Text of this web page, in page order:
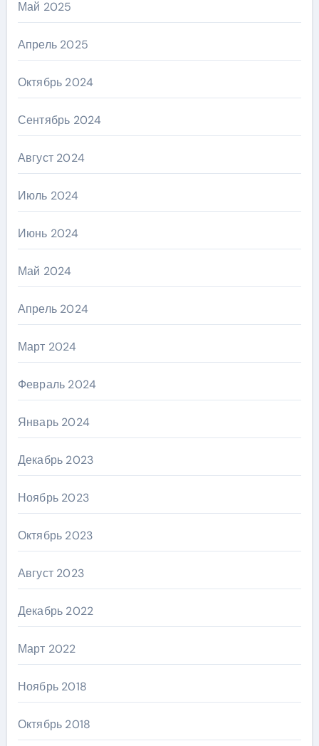
Май 2025
Апрель 2025
Октябрь 2024
Сентябрь 2024
Август 2024
Июль 2024
Июнь 2024
Май 2024
Апрель 2024
Март 2024
Февраль 2024
Январь 2024
Декабрь 2023
Ноябрь 2023
Октябрь 2023
Август 2023
Декабрь 2022
Март 2022
Ноябрь 2018
Октябрь 2018